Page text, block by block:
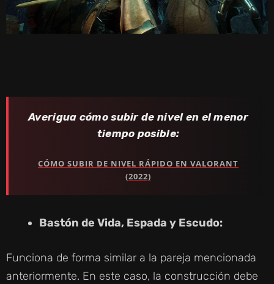
Averigua cómo subir de nivel en el menor
tiempo posible:
CÓMO SUBIR DE NIVEL RÁPIDO EN VALORANT
(2022)
Bastón de Vida, Espada y Escudo:
Funciona de forma similar a la pareja mencionada
anteriormente. En este caso, la construcción debe